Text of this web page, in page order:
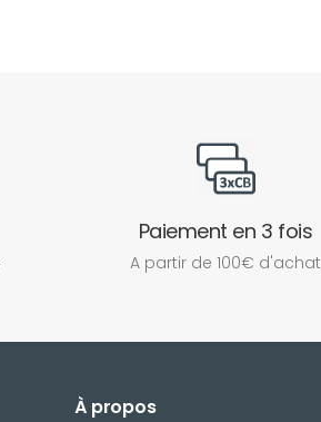
Paiement en 3 fois
A partir de 100€ d'achat
À propos